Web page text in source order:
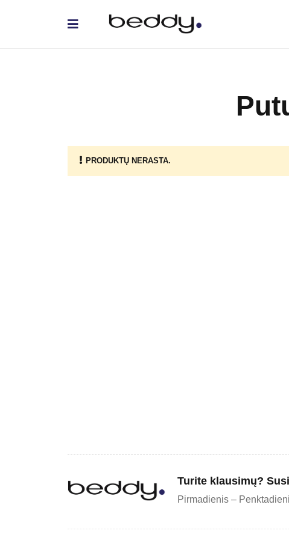
PRODUKTŲ NERASTA.
Turite klausimų?
Pirmadienis –